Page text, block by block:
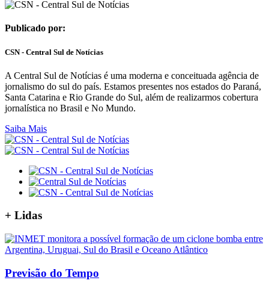
Publicado por:
CSN - Central Sul de Notícias
A Central Sul de Notícias é uma moderna e conceituada agência de
jornalismo do sul do país. Estamos presentes nos estados do Paraná,
Santa Catarina e Rio Grande do Sul, além de realizarmos cobertura
jornalística no Brasil e No Mundo.
Saiba Mais
+ Lidas
Previsão do Tempo